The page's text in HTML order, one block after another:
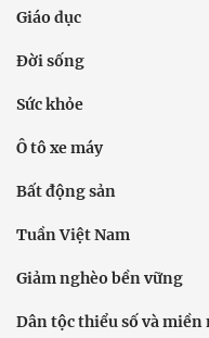
Giáo dục
Đời sống
Sức khỏe
Ô tô xe máy
Bất động sản
Tuần Việt Nam
Giảm nghèo bền vững
Dân tộc thiểu số và miền